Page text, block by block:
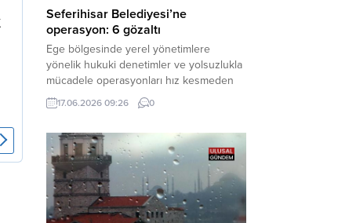
yolunu tutan binlerce aday arasında,
sınav yerine zamanında ulaşamayan bir
öğrenci büyük bir panik yaşadı....
Seferihisar Belediyesi’ne
operasyon: 6 gözaltı
Ege bölgesinde yerel yönetimlere
yönelik hukuki denetimler ve yolsuzlukla
mücadele operasyonları hız kesmeden
devam ediyor. İzmir’in turistik ilçelerinden
Seferihisar Belediyesi, sabah saatlerinde
operasyonuyla sarsıldı. Haber Merkezi –
İzmir Cumhuriyet Başsavcılığı
koordinesinde yürütülen geniş kapsamlı
yolsuzluk ve mali suçlar soruşturması
kapsamında düğmeye basıldı. Edinilen ilk
17.06.2026 09:26 0